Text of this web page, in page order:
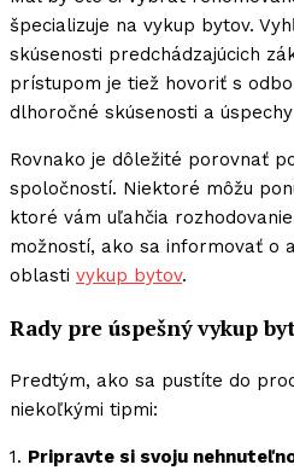
špecializuje na vykup bytov.
skúsenosti predchádzajúcich
prístupom je tiež hovoriť s
dlhoročné skúsenosti a
Rovnako je dôležité porovnať
spoločností. Niektoré môžu
ktoré vám uľahčia
možností, ako sa informovať o
oblasti vykup bytov.
Rady pre úspešný vykup
Predtým, ako sa pustíte do
niekoľkými tipmi:
1. Pripravte si svoju